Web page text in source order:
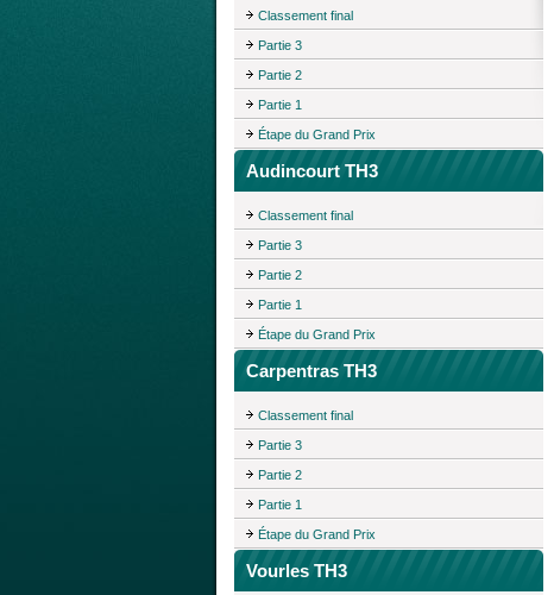
Classement final
Partie 3
Partie 2
Partie 1
Étape du Grand Prix
Audincourt TH3
Classement final
Partie 3
Partie 2
Partie 1
Étape du Grand Prix
Carpentras TH3
Classement final
Partie 3
Partie 2
Partie 1
Étape du Grand Prix
Vourles TH3